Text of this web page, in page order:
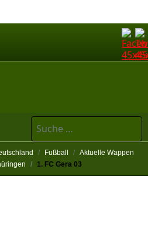
Suchen
Fußball
Aktuelle Wappen
1. FC Gera 03